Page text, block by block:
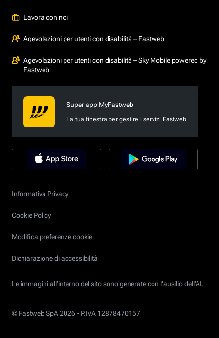
Lavora con noi
Agevolazioni per utenti con disabilità – Fastweb
Agevolazioni per utenti con disabilità – Sky Mobile powered by
Fastweb
Super app MyFastweb
La tua finestra per gestire i servizi Fastweb
Informativa Privacy
Cookie Policy
Modifica preferenze cookie
Dichiarazione di accessibilità
Le immagini all’interno del sito sono generate con l'ausilio dell'AI.
© Fastweb SpA 2026 - P.IVA 12878470157